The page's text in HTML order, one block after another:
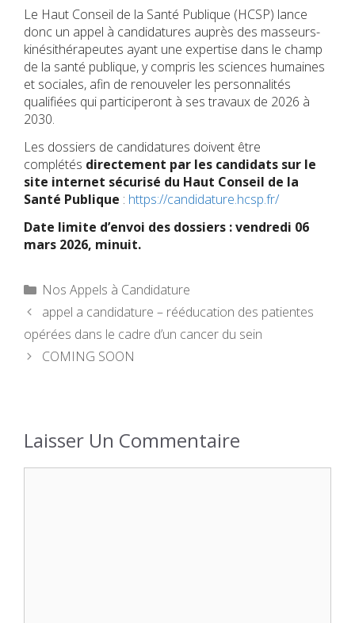
Le Haut Conseil de la Santé Publique (HCSP) lance
donc un appel à candidatures auprès des masseurs-
kinésithérapeutes ayant une expertise dans le champ
de la santé publique, y compris les sciences humaines
et sociales, afin de renouveler les personnalités
qualifiées qui participeront à ses travaux de 2026 à
2030.
Les dossiers de candidatures doivent être
complétés directement par les candidats sur le
site internet sécurisé du Haut Conseil de la
Santé Publique : https://candidature.hcsp.fr/
Date limite d’envoi des dossiers : vendredi 06
mars 2026, minuit.
Catégories
Nos Appels à Candidature
appel a candidature – rééducation des patientes
opérées dans le cadre d’un cancer du sein
COMING SOON
Laisser Un Commentaire